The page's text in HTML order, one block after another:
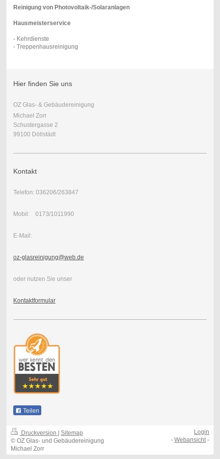
Reinigung von Photovoltaik-/Solaranlagen
Hausmeisterservice
- Kehrdienste
- Treppenhausreinigung
Hier finden Sie uns
OZ Glas- & Gebäudereinigung
Michael Zorr
Schustergasse 2
99100 Döllstädt
Kontakt
Telefon: 036206/263847
Mobil: 0173/1011990
E-Mail:
oz-glasreinigung@web.de
oder nutzen Sie unser
Kontaktformular
Teilen
Druckversion | Sitemap
© OZ Glas- und Gebäudereinigung
Michael Zorr
Login
-Webansicht -